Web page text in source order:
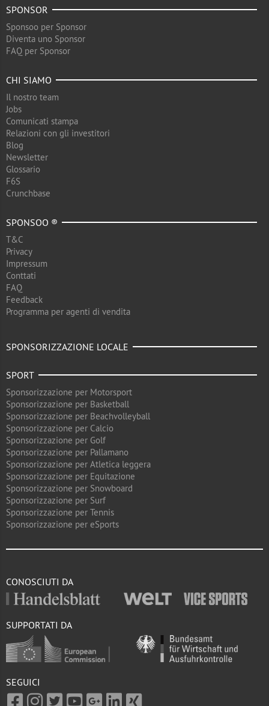
SPONSOR
Sponsoo per Sponsor
Diventa uno Sponsor
FAQ per Sponsor
CHI SIAMO
Il nostro team
Jobs
Comunicati stampa
Relazioni con gli investitori
Blog
Newsletter
Glossario
F6S
Crunchbase
SPONSOO ®
T&C
Privacy
Impressum
Conttati
FAQ
Feedback
Programma per agenti di vendita
SPONSORIZZAZIONE LOCALE
SPORT
Sponsorizzazione per Motorsport
Sponsorizzazione per Basketball
Sponsorizzazione per Beachvolleyball
Sponsorizzazione per Calcio
Sponsorizzazione per Golf
Sponsorizzazione per Pallamano
Sponsorizzazione per Atletica leggera
Sponsorizzazione per Equitazione
Sponsorizzazione per Snowboard
Sponsorizzazione per Surf
Sponsorizzazione per Tennis
Sponsorizzazione per eSports
CONOSCIUTI DA
SUPPORTATI DA
SEGUICI